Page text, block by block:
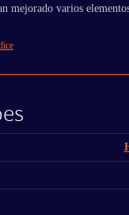
mejorado varios